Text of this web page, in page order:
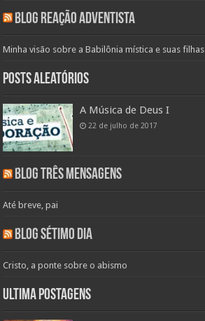
Blog Reação Adventista
Minha visão sobre a Babilônia mística e suas filhas
Posts aleatórios
A Música de Deus I
22 de julho de 2017
Blog Três Mensagens
Até breve, pai
Blog Sétimo Dia
Cristo, a ponte sobre o abismo
Ultima Postagens